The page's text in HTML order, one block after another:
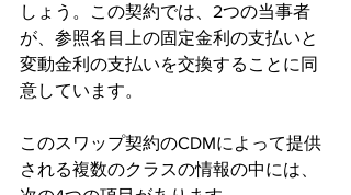
しょう。この契約では、2つの当事者
が、参照名目上の固定金利の支払いと
変動金利の支払いを交換することに同
意しています。
このスワップ契約のCDMによって提供
される複数のクラスの情報の中には、